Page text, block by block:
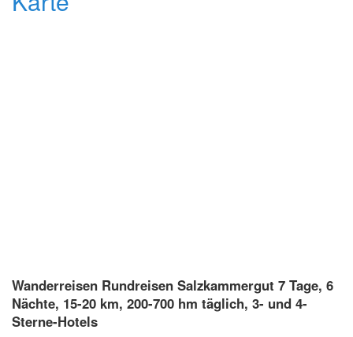
Wanderreisen Rundreisen Salzkammergut 7 Tage, 6
Nächte, 15-20 km, 200-700 hm täglich, 3- und 4-
Sterne-Hotels